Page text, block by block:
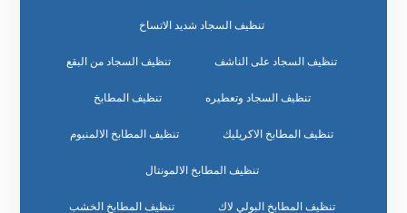
تنظيف السجاد شديد الاتساخ
تنظيف السجاد على الناشف تنظيف السجاد من البقع
تنظيف السجاد وتعطيره تنظيف المطابخ
تنظيف المطابخ الاكريليك تنظيف المطابخ الالمنيوم
تنظيف المطابخ الالمونتال
تنظيف المطابخ البولي لاك تنظيف المطابخ الخشب